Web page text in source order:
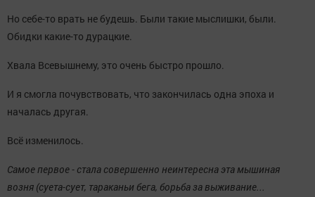
Но себе-то врать не будешь. Были такие мыслишки, были.
Обидки какие-то дурацкие.
Хвала Всевышнему, это очень быстро прошло.
И я смогла почувствовать, что закончилась одна эпоха и
началась другая.
Всё изменилось.
Самое первое - стала совершенно неинтересна эта мышиная
возня (суета-сует, тараканьи бега, борьба за выживание...